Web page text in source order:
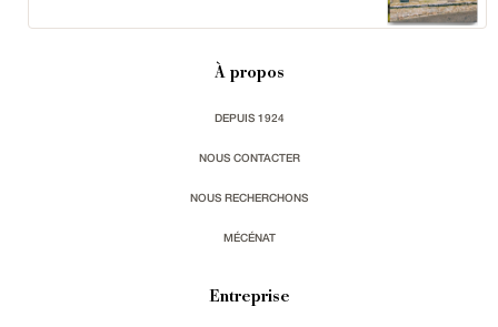
À propos
DEPUIS 1924
NOUS CONTACTER
NOUS RECHERCHONS
MÉCÉNAT
Entreprise